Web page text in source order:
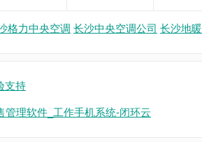
格力中央空调 长沙中央空调公司 长沙地暖
支持
理软件_工作手机系统-闭环云